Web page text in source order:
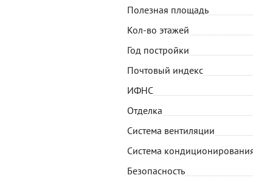
Полезная площадь
Кол-во этажей
Год постройки
Почтовый индекс
ИФНС
Отделка
Система вентиляции
Система
Безопасность